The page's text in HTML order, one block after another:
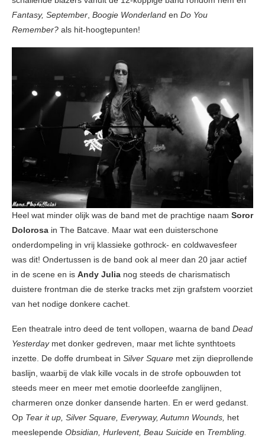
Fantasy, September, Boogie Wonderland en Do You
Remember? als hit-hoogtepunten!
Heel wat minder olijk was de band met de prachtige naam Soror
Dolorosa in The Batcave. Maar wat een duisterschone
onderdompeling in vrij klassieke gothrock- en coldwavesfeer
was dit! Ondertussen is de band ook al meer dan 20 jaar actief
in de scene en is Andy Julia nog steeds de charismatisch
duistere frontman die de sterke tracks met zijn grafstem voorziet
van het nodige donkere cachet.
Een theatrale intro deed de tent vollopen, waarna de band Dead
Yesterday met donker gedreven, maar met lichte synthtoets
inzette. De doffe drumbeat in Silver Square met zijn dieprollende
baslijn, waarbij de vlak kille vocals in de strofe opbouwden tot
steeds meer en meer met emotie doorleefde zanglijnen,
charmeren onze donker dansende harten. En er werd gedanst.
Op Tear it up, Silver Square, Everyway, Autumn Wounds, het
meeslepende Obsidian, Hurlevent, Beau Suicide en Trembling.